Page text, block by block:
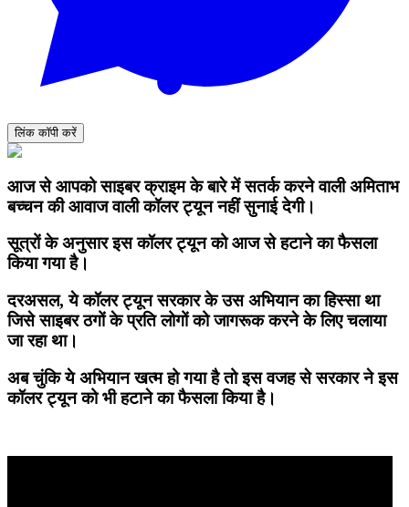
लिंक कॉपी करें
आज से आपको साइबर क्राइम के बारे में सतर्क करने वाली अमिताभ
बच्चन की आवाज वाली कॉलर ट्यून नहीं सुनाई देगी।
सूत्रों के अनुसार इस कॉलर ट्यून को आज से हटाने का फैसला
किया गया है।
दरअसल, ये कॉलर ट्यून सरकार के उस अभियान का हिस्सा था
जिसे साइबर ठगों के प्रति लोगों को जागरूक करने के लिए चलाया
जा रहा था।
अब चुंकि ये अभियान खत्म हो गया है तो इस वजह से सरकार ने इस
कॉलर ट्यून को भी हटाने का फैसला किया है।